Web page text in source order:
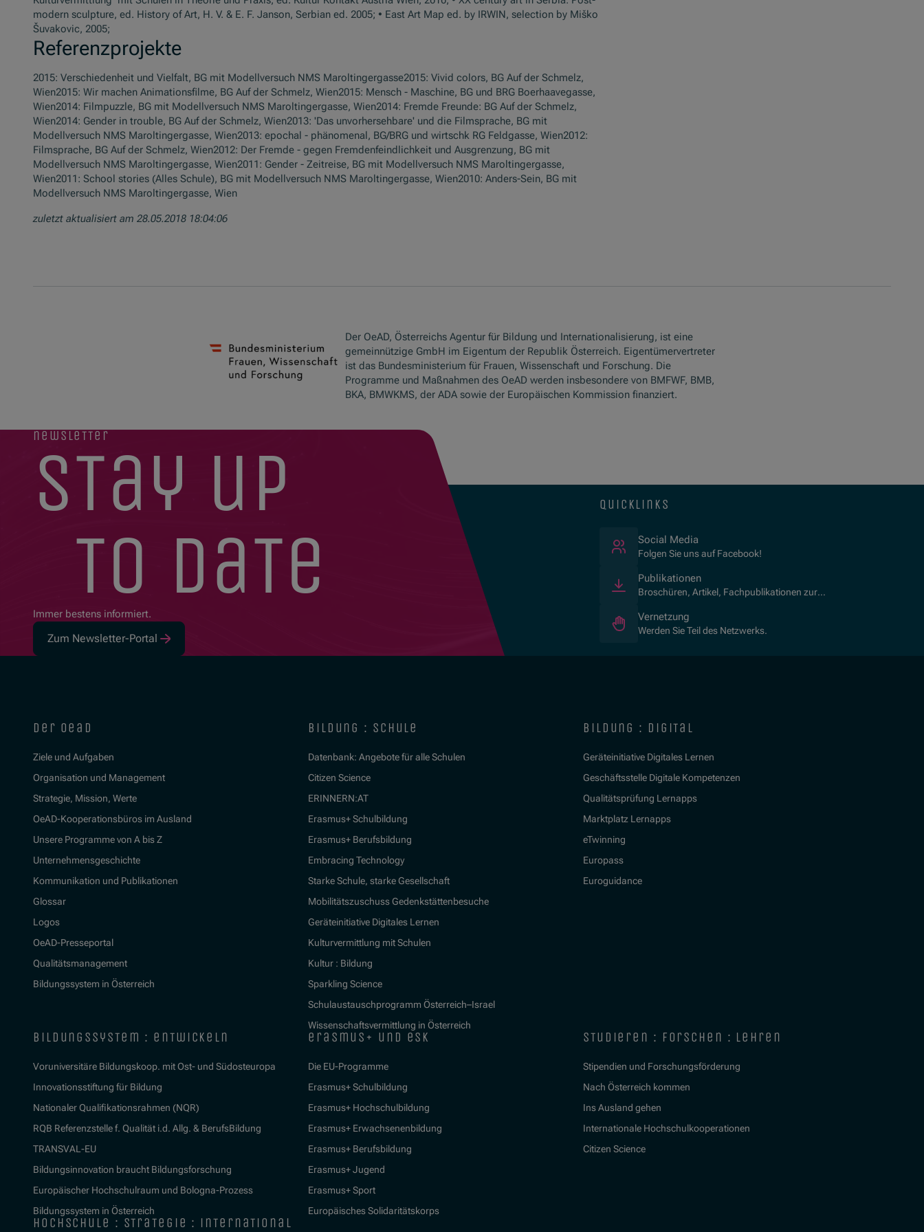
modern sculpture, ed. History of Art, H. V. & E. F. Janson, Serbian ed. 2005; • East Art Map ed. by IRWIN, selection by Miško
Šuvakovic, 2005;
Referenzprojekte
2015: Verschiedenheit und Vielfalt, BG mit Modellversuch NMS Maroltingergasse2015: Vivid colors, BG Auf der Schmelz,
Wien2015: Wir machen Animationsfilme, BG Auf der Schmelz, Wien2015: Mensch - Maschine, BG und BRG Boerhaavegasse,
Wien2014: Filmpuzzle, BG mit Modellversuch NMS Maroltingergasse, Wien2014: Fremde Freunde: BG Auf der Schmelz,
Wien2014: Gender in trouble, BG Auf der Schmelz, Wien2013: 'Das unvorhersehbare' und die Filmsprache, BG mit
Modellversuch NMS Maroltingergasse, Wien2013: epochal - phänomenal, BG/BRG und wirtschk RG Feldgasse, Wien2012:
Filmsprache, BG Auf der Schmelz, Wien2012: Der Fremde - gegen Fremdenfeindlichkeit und Ausgrenzung, BG mit
Modellversuch NMS Maroltingergasse, Wien2011: Gender - Zeitreise, BG mit Modellversuch NMS Maroltingergasse,
Wien2011: School stories (Alles Schule), BG mit Modellversuch NMS Maroltingergasse, Wien2010: Anders-Sein, BG mit
Modellversuch NMS Maroltingergasse, Wien
zuletzt aktualisiert am 28.05.2018 18:04:06
Der OeAD, Österreichs Agentur für Bildung und Internationalisierung, ist eine
gemeinnützige GmbH im Eigentum der Republik Österreich. Eigentümervertreter
ist das Bundesministerium für Frauen, Wissenschaft und Forschung. Die
Programme und Maßnahmen des OeAD werden insbesondere von BMFWF, BMB,
BKA, BMWKMS, der ADA sowie der Europäischen Kommission finanziert.
newsletter
stay up
to date
Immer bestens informiert.
Zum Newsletter-Portal
quicklinks
Social Media
Folgen Sie uns auf Facebook!
Publikationen
Broschüren, Artikel, Fachpublikationen zur
Vernetzung
Werden Sie Teil des Netzwerks.
der oead
Ziele und Aufgaben
Organisation und Management
Strategie, Mission, Werte
OeAD-Kooperationsbüros im Ausland
Unsere Programme von A bis Z
Unternehmensgeschichte
Kommunikation und Publikationen
Glossar
Logos
OeAD-Presseportal
Qualitätsmanagement
Bildungssystem in Österreich
bildung : schule
Datenbank: Angebote für alle Schulen
Citizen Science
ERINNERN:AT
Erasmus+ Schulbildung
Erasmus+ Berufsbildung
Embracing Technology
Starke Schule, starke Gesellschaft
Mobilitätszuschuss Gedenkstättenbesuche
Geräteinitiative Digitales Lernen
Kulturvermittlung mit Schulen
Kultur : Bildung
Sparkling Science
Schulaustauschprogramm Österreich–Israel
Wissenschaftsvermittlung in Österreich
bildung : digital
Geräteinitiative Digitales Lernen
Geschäftsstelle Digitale Kompetenzen
Qualitätsprüfung Lernapps
Marktplatz Lernapps
eTwinning
Europass
Euroguidance
bildungssystem : entwickeln
Voruniversitäre Bildungskoop. mit Ost- und Südosteuropa
Innovationsstiftung für Bildung
Nationaler Qualifikationsrahmen (NQR)
RQB Referenzstelle f. Qualität i.d. Allg. & BerufsBildung
TRANSVAL-EU
Bildungsinnovation braucht Bildungsforschung
Europäischer Hochschulraum und Bologna-Prozess
Bildungssystem in Österreich
erasmus+ und esk
Die EU-Programme
Erasmus+ Schulbildung
Erasmus+ Hochschulbildung
Erasmus+ Erwachsenenbildung
Erasmus+ Berufsbildung
Erasmus+ Jugend
Erasmus+ Sport
Europäisches Solidaritätskorps
studieren : forschen : lehren
Stipendien und Forschungsförderung
Nach Österreich kommen
Ins Ausland gehen
Internationale Hochschulkooperationen
Citizen Science
hochschule : strategie : international